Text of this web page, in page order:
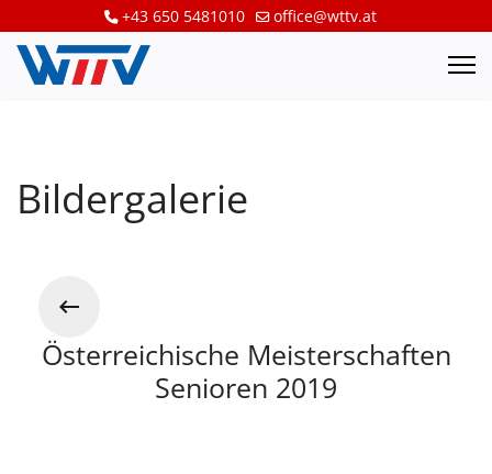
+43 650 5481010 office@wttv.at
Bildergalerie
Österreichische Meisterschaften
Senioren 2019